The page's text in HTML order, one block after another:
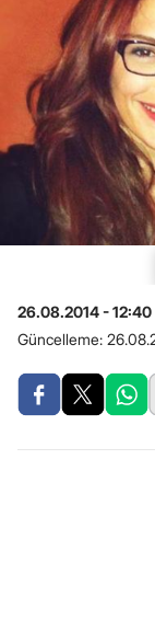
26.08.2014 - 12:40
Güncelleme: